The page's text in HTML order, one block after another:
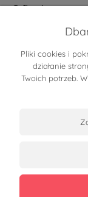
O firmie
Certyfikaty
Pliki cookies i
działanie
Twoich potrzeb.